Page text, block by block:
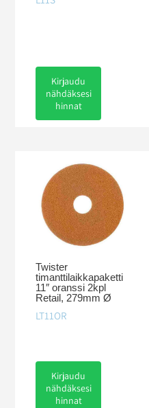
Kirjaudu
nähdäksesi
hinnat
Twister
timanttilaikkapaketti
11″ oranssi 2kpl
Retail, 279mm Ø
LT11OR
Kirjaudu
nähdäksesi
hinnat